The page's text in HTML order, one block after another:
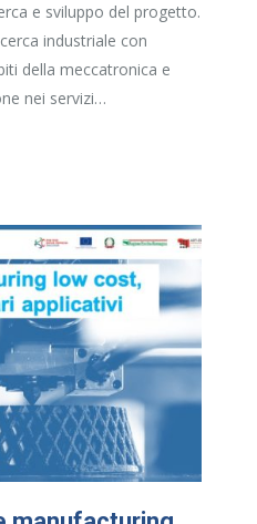
e sviluppo del progetto.
industriale con
della meccatronica e
nei servizi…